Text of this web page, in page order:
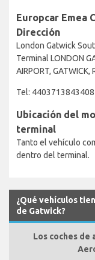
Europcar Emea
Dirección
London Gatwick
Terminal LONDON
AIRPORT, GATWICK,
Tel: 4403713843408
Ubicación del
terminal
Tanto el vehículo
dentro del terminal.
¿Qué vehículos
de Gatwick?
Los coches de